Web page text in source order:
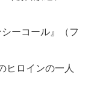
ーコール』（フ
ヒロインの一人